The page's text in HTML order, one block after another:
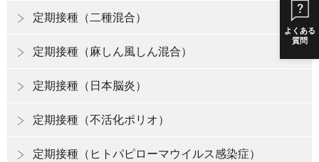
よくある
質問
定期接種（二種混合）
定期接種（麻しん風しん混合）
定期接種（日本脳炎）
定期接種（不活化ポリオ）
定期接種（ヒトパピローマウイルス感染症）